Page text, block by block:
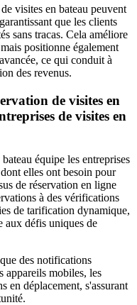
visites en bateau peuvent
que les clients
sans tracas. Cela améliore
positionne également
ce qui conduit à
des revenus.
de visites en
de visites en
équipe les entreprises
elles ont besoin pour
de réservation en ligne
à des vérifications
de tarification dynamique,
aux défis uniques de
des notifications
appareils mobiles, les
en déplacement, s'assurant